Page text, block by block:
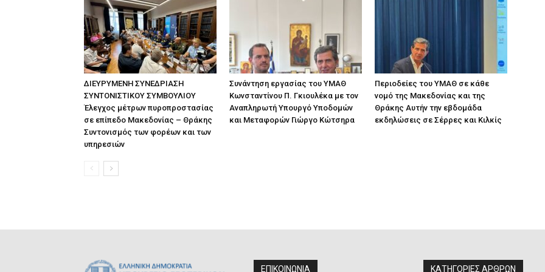
ΔΙΕΥΡΥΜΕΝΗ ΣΥΝΕΔΡΙΑΣΗ
ΣΥΝΤΟΝΙΣΤΙΚΟΥ ΣΥΜΒΟΥΛΙΟΥ
Έλεγχος μέτρων πυροπροστασίας
σε επίπεδο Μακεδονίας – Θράκης
Συντονισμός των φορέων και των
υπηρεσιών
Συνάντηση εργασίας του ΥΜΑΘ
Κωνσταντίνου Π. Γκιουλέκα με τον
Αναπληρωτή Υπουργό Υποδομών
και Μεταφορών Γιώργο Κώτσηρα
Περιοδείες του ΥΜΑΘ σε κάθε
νομό της Μακεδονίας και της
Θράκης Αυτήν την εβδομάδα
εκδηλώσεις σε Σέρρες και Κιλκίς
ΕΠΙΚΟΙΝΩΝΙΑ ΚΑΤΗΓΟΡΙΕΣ ΑΡΘΡΩΝ